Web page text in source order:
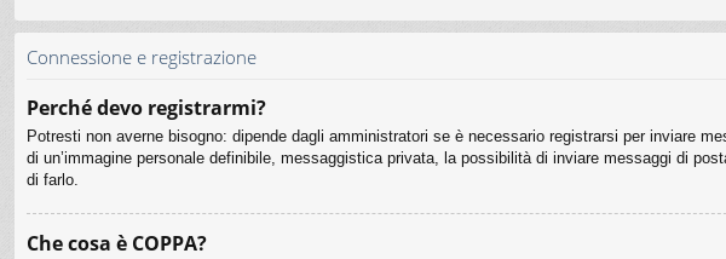
Connessione e registrazione
Perché devo registrarmi?
Potresti non averne bisogno: dipende dagli amministratori se è necessario registrarsi per inviare
di un’immagine personale definibile, messaggistica privata, la possibilità di inviare messaggi di
di farlo.
Che cosa è COPPA?